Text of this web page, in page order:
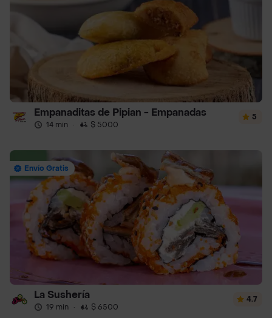
Empanaditas de Pipian - Empanadas
14 min · $ 5000
5
Envío Gratis
La Sushería
19 min · $ 6500
4.7